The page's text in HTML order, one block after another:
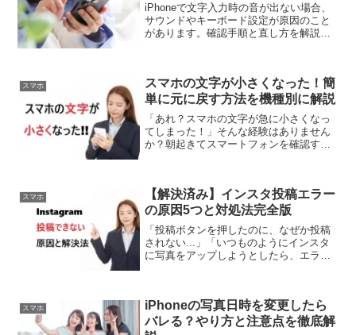
iPhoneで文字入力時の音が出ない場合、
サウンドやキーボード設定が原因のこと
があります。確認手順と直し方を解説し
スマホ
スマホの文字が小さくなった！簡
単に元に戻す方法を機種別に解説
「あれ？スマホの文字が急に小さくなっ
てしまった！」そんな経験はありません
か？朝起きてスマートフォンを確認する
に40代以上の方にとって...
スマホ
【解決済み】インスタ投稿エラー
の原因5つと対処法完全版
「投稿ボタンを押したのに、なぜか投稿
されない...」「いつものようにインスタ
に写真をアップしようとしたら、エラー
に遭遇する問題の一つ...
スマホ
iPhoneの写真日時を変更したら
バレる？やり方と注意点を徹底解